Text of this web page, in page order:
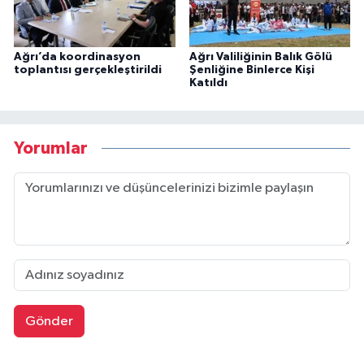
Ağrı’da koordinasyon
toplantısı gerçekleştirildi
Ağrı Valiliğinin Balık Gölü
Şenliğine Binlerce Kişi
Katıldı
Yorumlar
Gönder